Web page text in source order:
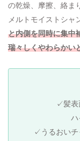
の乾燥、摩擦、絡ま
メルトモイストシャ
と内側を同時に集中
瑞々しくやわらかい
✓髪表
ハ
✓うるおい